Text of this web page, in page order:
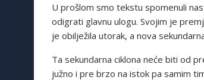
U prošlom smo tekstu spomenuli
odigrati glavnu ulogu. Svojim je
je obilježila utorak, a nova
Ta sekundarna ciklona neće biti od
južno i pre brzo na istok pa samim